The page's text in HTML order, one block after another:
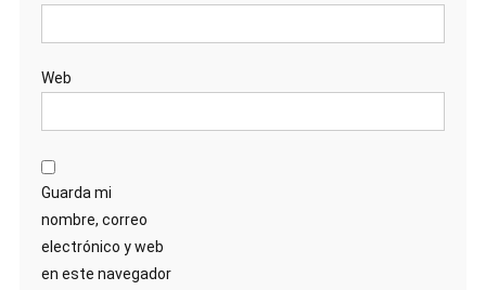
Web
Guarda mi
nombre, correo
electrónico y web
en este navegador